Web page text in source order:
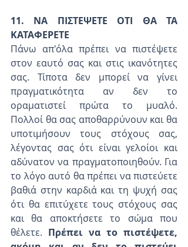
11. ΝΑ ΠΙΣΤΕΨΕΤΕ ΟΤΙ ΘΑ ΤΑ
ΚΑΤΑΦΕΡΕΤΕ
Πάνω απ'όλα πρέπει να πιστέψετε
στον εαυτό σας και στις ικανότητες
σας. Τίποτα δεν μπορεί να γίνει
πραγματικότητα αν δεν το
οραματιστεί πρώτα το μυαλό.
Πολλοί θα σας αποθαρρύνουν και θα
υποτιμήσουν τους στόχους σας,
λέγοντας σας ότι είναι γελοίοι και
αδύνατον να πραγματοποιηθούν. Για
το λόγο αυτό θα πρέπει να πιστεύετε
βαθιά στην καρδιά και τη ψυχή σας
ότι θα επιτύχετε τους στόχους σας
και θα αποκτήσετε το σώμα που
θέλετε. Πρέπει να το πιστέψετε,